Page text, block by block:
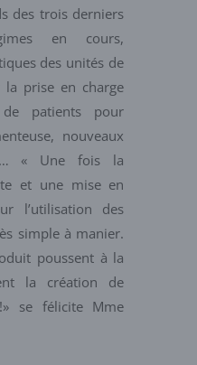
des trois derniers
en cours,
des unités de
prise en charge
patients pour
nouveaux
… « Une fois la
et une mise en
l’utilisation des
simple à manier.
poussent à la
la création de
se félicite Mme